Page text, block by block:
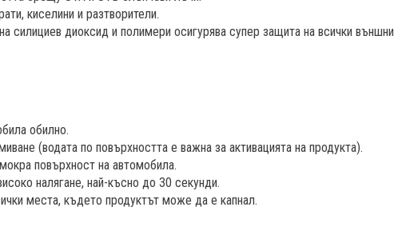
киселини и разтворители.
силициев диоксид и полимери осигурява супер защита на всички външни
обилно.
(водата по повърхността е важна за активацията на продукта).
повърхност на автомобила.
налягане, най-късно до 30 секунди.
места, където продуктът може да е капнал.